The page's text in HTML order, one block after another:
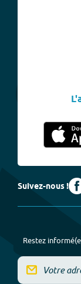
Suivez-nous !
Restez